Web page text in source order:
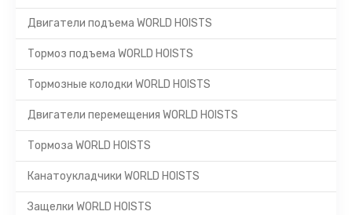
Двигатели подъема WORLD HOISTS
Тормоз подъема WORLD HOISTS
Тормозные колодки WORLD HOISTS
Двигатели перемещения WORLD HOISTS
Тормоза WORLD HOISTS
Канатоукладчики WORLD HOISTS
Защелки WORLD HOISTS